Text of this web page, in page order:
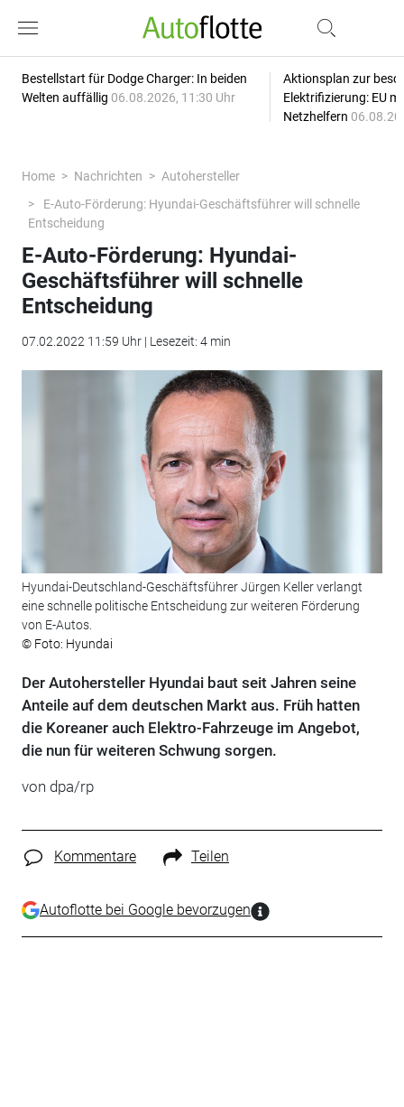
Bestellstart für Dodge Charger: In beiden
Welten auffällig 06.08.2026, 11:30 Uhr
Aktionsplan zur
Elektrifizierung: EU
Netzhelfern
Home Nachrichten
Autohersteller
E-Auto-Förderung: Hyundai-Geschäftsführer will schnelle
Entscheidung
E-Auto-Förderung: Hyundai-
Geschäftsführer will schnelle
Entscheidung
07.02.2022 11:59 Uhr | Lesezeit: 4 min
Hyundai-Deutschland-Geschäftsführer Jürgen Keller verlangt
eine schnelle politische Entscheidung zur weiteren Förderung
von E-Autos.
© Foto: Hyundai
Der Autohersteller Hyundai baut seit Jahren seine
Anteile auf dem deutschen Markt aus. Früh hatten
die Koreaner auch Elektro-Fahrzeuge im Angebot,
die nun für weiteren Schwung sorgen.
von dpa/rp
Kommentare Teilen
Autoflotte bei Google bevorzugen